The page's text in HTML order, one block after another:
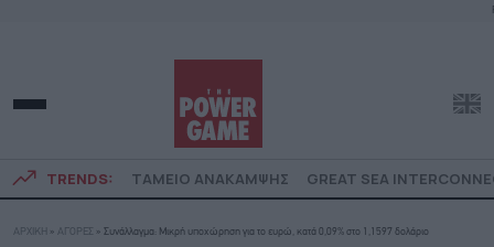
TRENDS: ΤΑΜΕΙΟ ΑΝΑΚΑΜΨΗΣ GREAT SEA
ΑΡΧΙΚΗ » ΑΓΟΡΕΣ » Συνάλλαγμα: Μικρή υποχώρηση για το ευρώ, κατά 0,09% στο 1,1597 δολάριο